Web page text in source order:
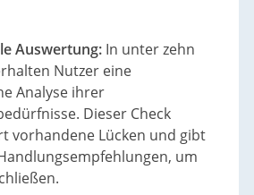
Auswertung: In unter zehn
Nutzer eine
Analyse ihrer
Dieser Check
vorhandene Lücken und gibt
um